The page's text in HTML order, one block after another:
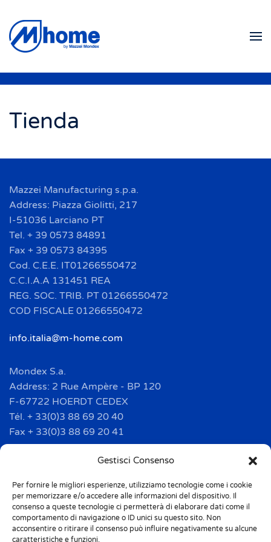
Gestisci Consenso
Per fornire le migliori esperienze, utilizziamo tecnologie come i cookie
per memorizzare e/o accedere alle informazioni del dispositivo. Il
consenso a queste tecnologie ci permetterà di elaborare dati come il
comportamento di navigazione o ID unici su questo sito. Non
acconsentire o ritirare il consenso può influire negativamente su alcune
caratteristiche e funzioni.
Ir al contenido principal
Tienda
Mazzei Manufacturing s.p.a.
Address: Piazza Giolitti, 217
I-51036 Larciano PT
Tel. + 39 0573 84891
Fax + 39 0573 84395
Cod. C.E.E. IT01266550472
C.C.I.A.A 131451 REA
REG. SOC. TRIB. PT 01266550472
COD FISCALE 01266550472
info.italia@m-home.com
Mondex S.a.
Address: 2 Rue Ampère - BP 120
F-67722 HOERDT CEDEX
Tél. + 33(0)3 88 69 20 40
Fax + 33(0)3 88 69 20 41
info.france@m-home.com
Mondex Menaje España S.a.
Address: Ctra de Girona, km. 101.5
E-17160 Angles (Girona)
Tel. + 34 9 72 42 32 50